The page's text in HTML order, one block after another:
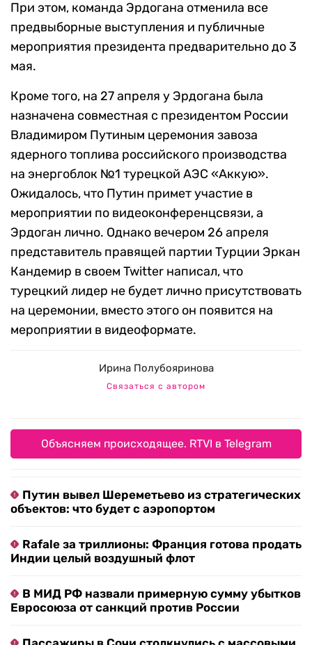
При этом, команда Эрдогана отменила все
предвыборные выступления и публичные
мероприятия президента предварительно до 3
мая.
Кроме того, на 27 апреля у Эрдогана была
назначена совместная с президентом России
Владимиром Путиным церемония завоза
ядерного топлива российского производства
на энергоблок №1 турецкой АЭС «Аккую».
Ожидалось, что Путин примет участие в
мероприятии по видеоконференцсвязи, а
Эрдоган лично. Однако вечером 26 апреля
представитель правящей партии Турции Эркан
Кандемир в своем Twitter написал, что
турецкий лидер не будет лично присутствовать
на церемонии, вместо этого он появится на
мероприятии в видеоформате.
Ирина Полубояринова
Связаться с автором
Объясняем происходящее. RTVI в Telegram
Путин вывел Шереметьево из стратегических
объектов: что будет с аэропортом
Rafale за триллионы: Франция готова продать
Индии целый воздушный флот
В МИД РФ назвали примерную сумму убытков
Евросоюза от санкций против России